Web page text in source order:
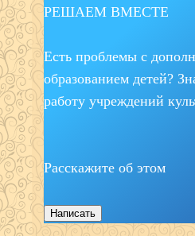
РЕШАЕМ ВМЕСТЕ
Есть проблемы с
образованием детей?
работу учреждений
Расскажите об этом
Написать